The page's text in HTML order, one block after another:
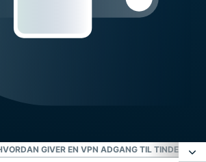
GIVER EN VPN ADGANG TIL TINDER? ER